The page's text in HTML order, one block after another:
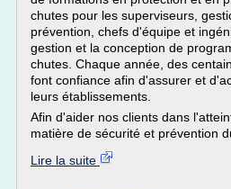
chutes pour les superviseurs,
prévention, chefs d'équipe et
gestion et la conception de
chutes. Chaque année, des
font confiance afin d'assurer et
leurs établissements.
Afin d'aider nos clients dans
matière de sécurité et prévention
Lire la suite